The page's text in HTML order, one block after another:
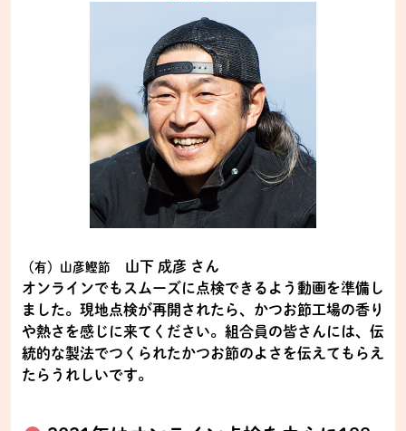
（有）山彦鰹節
山下 成彦 さん
オンラインでもスムーズに点検できるよう動画を準備し
ました。現地点検が再開されたら、かつお節工場の香り
や熱さを感じに来てください。組合員の皆さんには、伝
統的な製法でつくられたかつお節のよさを伝えてもらえ
たらうれしいです。